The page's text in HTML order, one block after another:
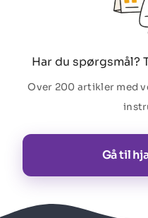
Har du spørgsmål?
Over 200 artikler med
Gå til